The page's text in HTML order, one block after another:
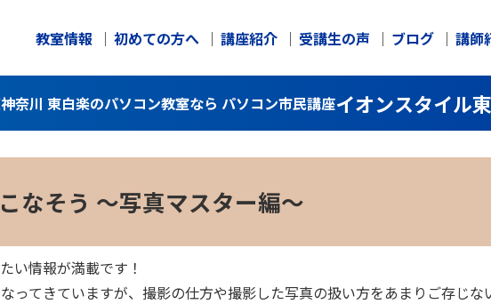
教室情報 初めての方へ 講座紹介 受講生の声 ブログ 講師
奈川 東白楽のパソコン教室なら パソコン市民講座イオンスタイル
なそう ～写真マスター編～
い情報が満載です！
ってきていますが、撮影の仕方や撮影した写真の扱い方をあまりご存じな